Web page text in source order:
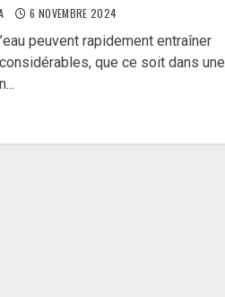
6 NOVEMBRE 2024
peuvent rapidement entraîner
que ce soit dans une